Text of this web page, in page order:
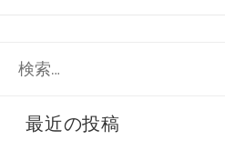
最近の投稿